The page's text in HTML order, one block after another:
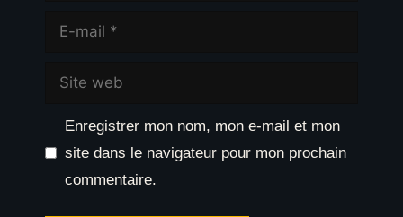
Site
Enregistrer mon nom, mon e-mail et mon
site dans le navigateur pour mon prochain
commentaire.